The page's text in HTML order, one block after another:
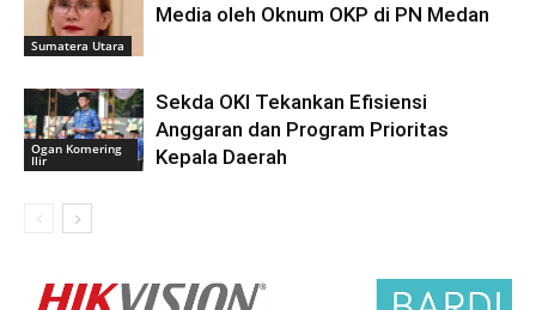
Sumatera Utara
Media oleh Oknum OKP di PN Medan
Ogan Komering
Ilir
Sekda OKI Tekankan Efisiensi
Anggaran dan Program Prioritas
Kepala Daerah